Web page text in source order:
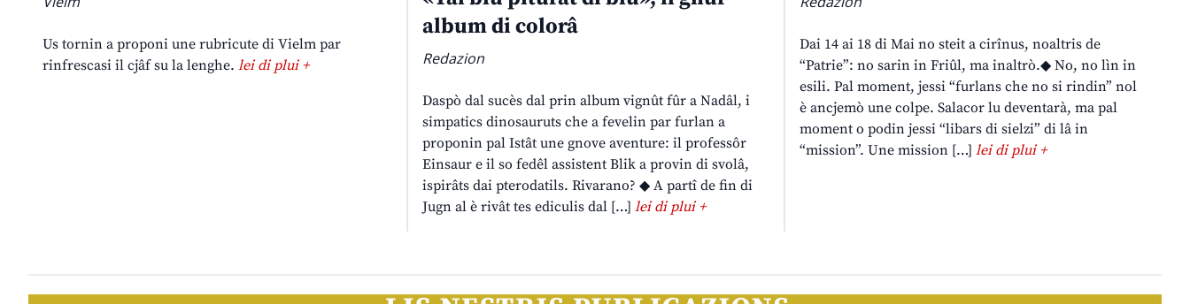
Us tornin a proponi une rubricute di Vielm par
rinfrescasi il cjâf su la lenghe. lei di plui +
album di colorâ
Redazion
Daspò dal sucès dal prin album vignût fûr a Nadâl, i
simpatics dinosauruts che a fevelin par furlan a
proponin pal Istât une gnove aventure: il professôr
Einsaur e il so fedêl assistent Blik a provin di svolâ,
ispirâts dai pterodatils. Rivarano? ◆ A partî de fin di
Jugn al è rivât tes ediculis dal […] lei di plui +
Dai 14 ai 18 di Mai no steit a cirînus, noaltris de
“Patrie”: no sarin in Friûl, ma inaltrò.◆ No, no lìn in
esili. Pal moment, jessi “furlans che no si rindin” nol
è ancjemò une colpe. Salacor lu deventarà, ma pal
moment o podin jessi “libars di sielzi” di lâ in
“mission”. Une mission […]lei di plui +